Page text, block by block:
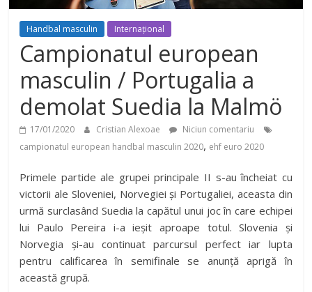
Handbal masculin Internațional
Campionatul european
masculin / Portugalia a
demolat Suedia la Malmö
17/01/2020 Cristian Alexoae
Niciun comentariu
campionatul european handbal masculin 2020, ehf euro 2020
Primele partide ale grupei principale II s-au încheiat cu
victorii ale Sloveniei, Norvegiei și Portugaliei, aceasta din
urmă surclasând Suedia la capătul unui joc în care echipei
lui Paulo Pereira i-a ieșit aproape totul. Slovenia și
Norvegia și-au continuat parcursul perfect iar lupta
pentru calificarea în semifinale se anunță aprigă în
această grupă.